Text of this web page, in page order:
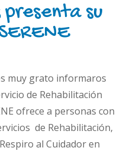
presenta su
muy grato informaros
de Rehabilitación
ofrece a personas con
de Rehabilitación,
al Cuidador en